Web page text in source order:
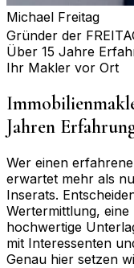
Michael Freitag
Gründer der
Über 15 Jahre
Ihr Makler vor Ort
Jahren
Wer einen
erwartet mehr als
Inserats.
Wertermittlung, eine
hochwertige
mit Interessenten
Genau hier setzen